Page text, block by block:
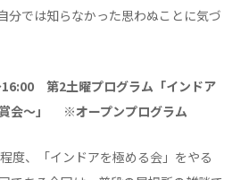
分では知らなかった思わぬことに気づ
第2土曜プログラム「インドア
会～」 ※オープンプログラム
度、「インドアを極める会」をやる